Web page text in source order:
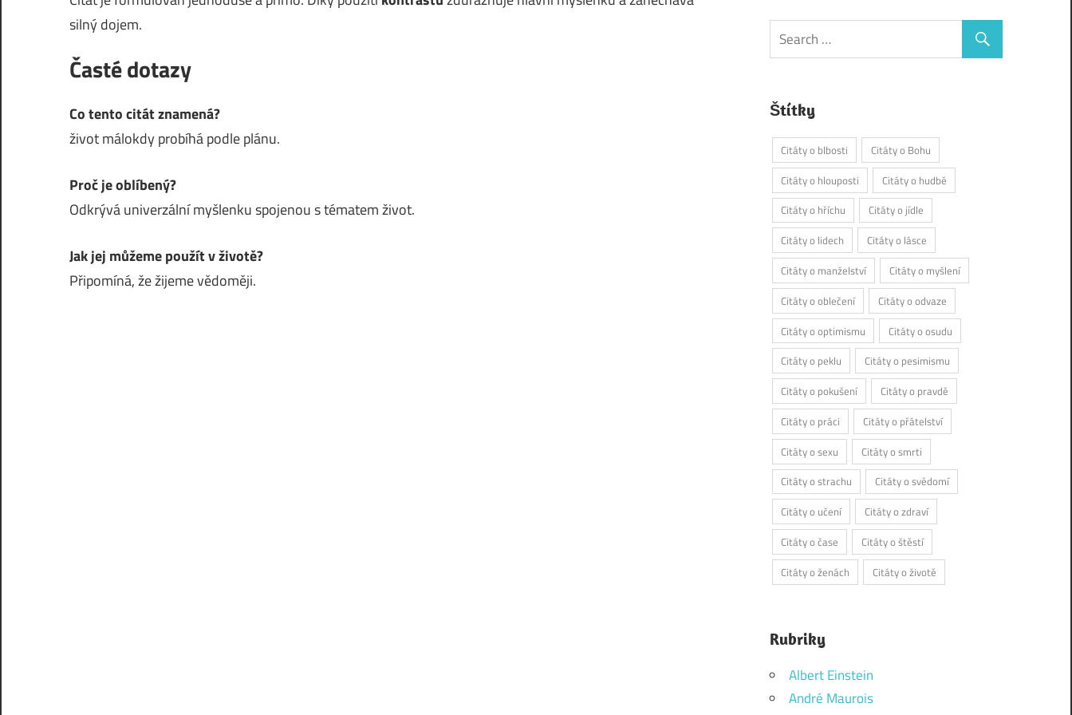
silný dojem.
Časté dotazy
Co tento citát znamená?
život málokdy probíhá podle plánu.
Proč je oblíbený?
Odkrývá univerzální myšlenku spojenou s tématem život.
Jak jej můžeme použít v životě?
Připomíná, že žijeme vědoměji.
Štítky
Citáty o blbosti
Citáty o Bohu
Citáty o hlouposti
Citáty o hudbě
Citáty o hříchu
Citáty o jídle
Citáty o lidech
Citáty o lásce
Citáty o manželství
Citáty o myšlení
Citáty o oblečení
Citáty o odvaze
Citáty o optimismu
Citáty o osudu
Citáty o peklu
Citáty o pesimismu
Citáty o pokušení
Citáty o pravdě
Citáty o práci
Citáty o přátelství
Citáty o sexu
Citáty o smrti
Citáty o strachu
Citáty o svědomí
Citáty o učení
Citáty o zdraví
Citáty o čase
Citáty o štěstí
Citáty o ženách
Citáty o životě
Rubriky
Albert Einstein
André Maurois